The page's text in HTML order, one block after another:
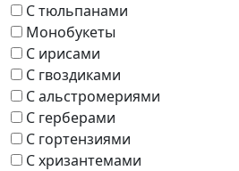
С тюльпанами
Монобукеты
С ирисами
С гвоздиками
С альстромериями
С герберами
С гортензиями
С хризантемами